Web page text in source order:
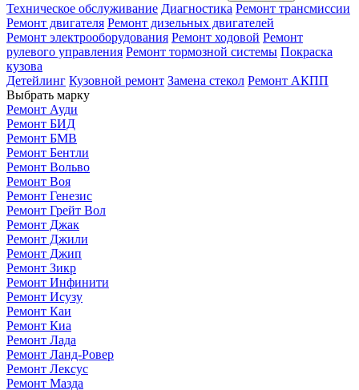
Техническое обслуживание Диагностика Ремонт трансмиссии
Ремонт двигателя Ремонт дизельных двигателей
Ремонт электрооборудования Ремонт ходовой Ремонт
рулевого управления Ремонт тормозной системы Покраска
кузова
Детейлинг Кузовной ремонт Замена стекол Ремонт АКПП
Выбрать марку
Ремонт Ауди
Ремонт БИД
Ремонт БМВ
Ремонт Бентли
Ремонт Вольво
Ремонт Воя
Ремонт Генезис
Ремонт Грейт Вол
Ремонт Джак
Ремонт Джили
Ремонт Джип
Ремонт Зикр
Ремонт Инфинити
Ремонт Исузу
Ремонт Каи
Ремонт Киа
Ремонт Лада
Ремонт Ланд-Ровер
Ремонт Лексус
Ремонт Мазда